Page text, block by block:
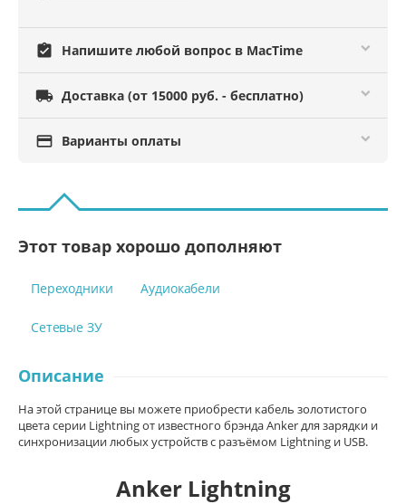
assignment_turned_in Напишите любой вопрос в MacTime
 Доставка (от 15000 руб. - бесплатно)
 Варианты оплаты
Этот товар хорошо дополняют
Переходники Аудиокабели
Сетевые ЗУ
Описание
На этой странице вы можете приобрести кабель золотистого
цвета серии Lightning от известного брэнда Anker для зарядки и
синхронизации любых устройств с разъёмом Lightning и USB.
Anker Lightning